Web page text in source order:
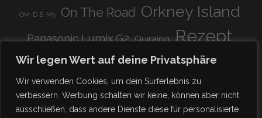
Wir legen Wert auf deine Privatsphäre
Wir verwenden Cookies, um dein Surferlebnis zu
verbessern. Werbung schalten wir keine, können aber nicht
ausschließen, dass andere Dienste diese für personalisierte
OM-D E-M5 On The Road Orkney Island
Panasonic Lumix G2 Quiraing Rezept
Rundreise schnell & einfach Scotland
Stadion super lecker Systemkamera
vegetarisch Viadukt weitnau woooohoooo!!!!
zu Hause ♥